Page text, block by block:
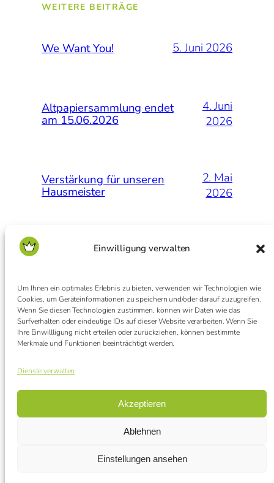
Einwilligung verwalten
Um Ihnen ein optimales Erlebnis zu bieten, verwenden wir Technologien wie
Cookies, um Geräteinformationen zu speichern und/oder darauf zuzugreifen.
Wenn Sie diesen Technologien zustimmen, können wir Daten wie das
Surfverhalten oder eindeutige IDs auf dieser Website verarbeiten. Wenn Sie
Ihre Einwillligung nicht erteilen oder zurückziehen, können bestimmte
Merkmale und Funktionen beeinträchtigt werden.
Dienste verwalten
Akzeptieren
Ablehnen
Einstellungen ansehen
WEITERE BEITRÄGE
We Want You! 5. Juni 2026
Altpapiersammlung endet
am 15.06.2026
4. Juni
2026
Verstärkung für unseren
Hausmeister
2. Mai
2026
Gewinner des
Home
Über uns
FAQs
Mitglied werden